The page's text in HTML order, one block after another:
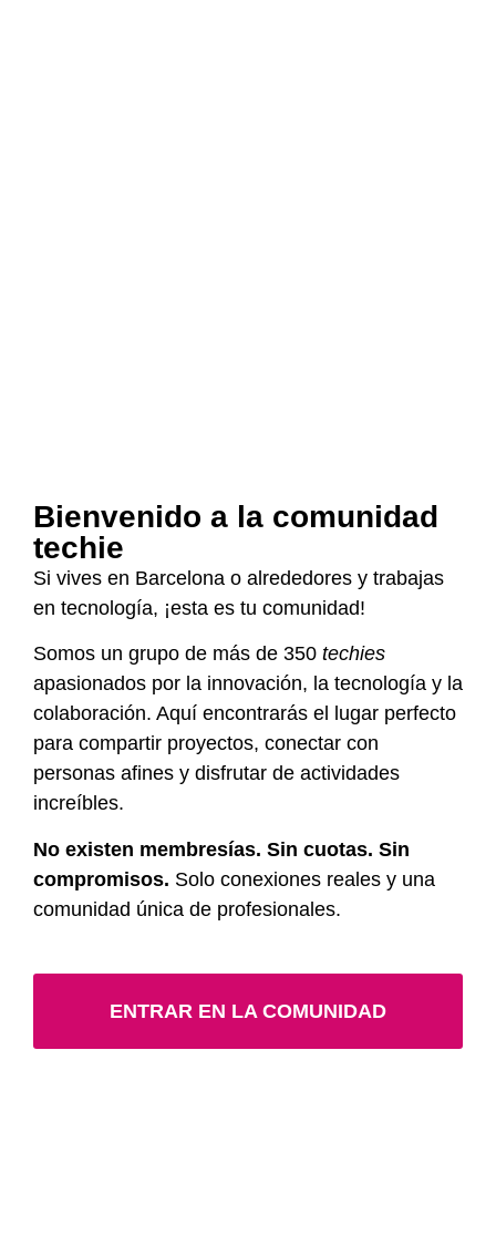
Bienvenido a la comunidad
techie
Si vives en Barcelona o alrededores y trabajas
en tecnología, ¡esta es tu comunidad!
Somos un grupo de más de 350 techies
apasionados por la innovación, la tecnología y la
colaboración. Aquí encontrarás el lugar perfecto
para compartir proyectos, conectar con
personas afines y disfrutar de actividades
increíbles.
No existen membresías. Sin cuotas. Sin
compromisos. Solo conexiones reales y una
comunidad única de profesionales.
ENTRAR EN LA COMUNIDAD